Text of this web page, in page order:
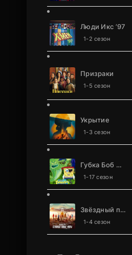
Люди Икс ’97
1-2 сезон
Призраки
1-5 сезон
Укрытие
1-3 сезон
Губка Боб Квадратные Штаны
1-17 сезон
Звёздный путь: Странные новые миры
1-4 сезон